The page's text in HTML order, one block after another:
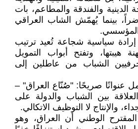
الدينية والفندقة والمطاعم، بات
بينما يُهمّش الشاب العراقي
المؤسسي.
سياسية شجاعة تُعيد ترتيب
هيبتها، وتفتح أبواب التمويل
الشباب من عاطلين إلى
عنوانًا صريحًا: "صُنّاع العراق" –
بين الشباب والدولة على
والإنتاج لا التوظيف الاتكالي.
الوطني أن العراق، وهو